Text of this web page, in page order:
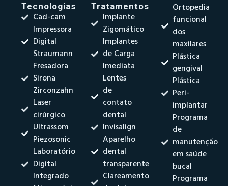
Tecnologias
Cad-cam
Impressora
Digital
Straumann
Fresadora
Sirona
Zirconzahn
Laser
cirúrgico
Ultrassom
Piezosonic
Laboratório
Digital
Integrado
Tratamentos
Implante
Zigomático
Implantes
de Carga
Imediata
Lentes
de
contato
dental
Invisalign
Aparelho
dental
transparente
Clareamento
Ortopedia
funcional
dos
maxilares
Plástica
gengival
Plástica
Peri-
implantar
Programa
de
manutenção
em saúde
bucal
Programa